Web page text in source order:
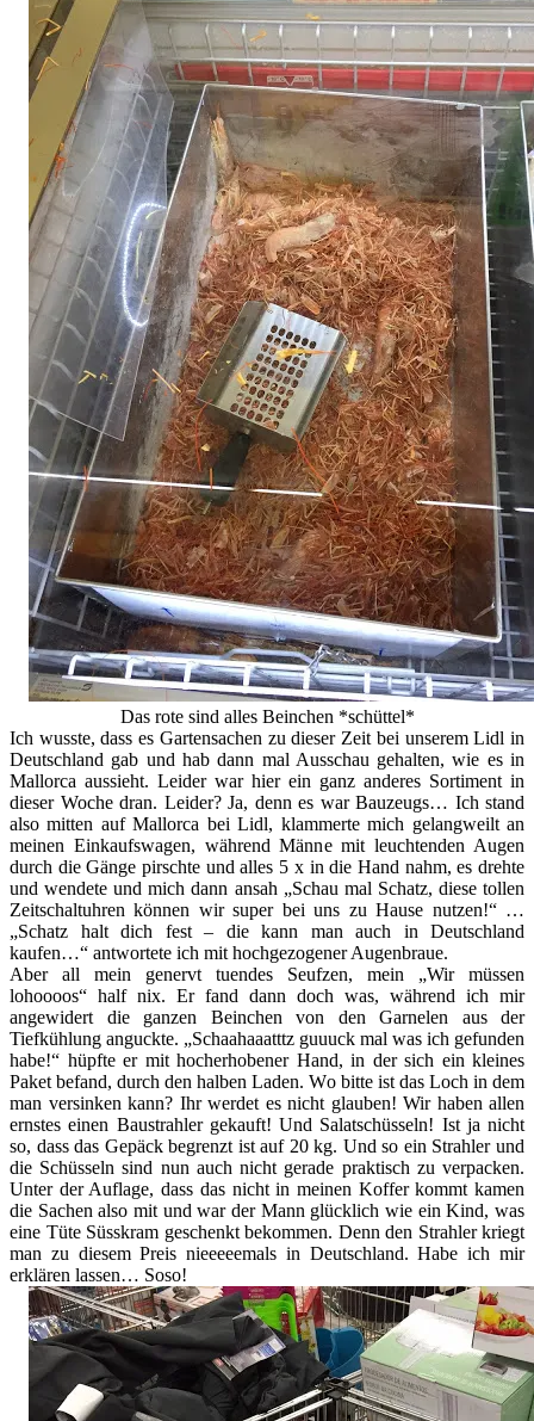
Das rote sind alles Beinchen *schüttel*
Ich wusste, dass es Gartensachen zu dieser Zeit bei unserem Lidl in
Deutschland gab und hab dann mal Ausschau gehalten, wie es in
Mallorca aussieht. Leider war hier ein ganz anderes Sortiment in
dieser Woche dran. Leider? Ja, denn es war Bauzeugs… Ich stand
also mitten auf Mallorca bei Lidl, klammerte mich gelangweilt an
meinen Einkaufswagen, während Männe mit leuchtenden Augen
durch die Gänge pirschte und alles 5 x in die Hand nahm, es drehte
und wendete und mich dann ansah „Schau mal Schatz, diese tollen
Zeitschaltuhren können wir super bei uns zu Hause nutzen!“ …
„Schatz halt dich fest – die kann man auch in Deutschland
kaufen…“ antwortete ich mit hochgezogener Augenbraue.
Aber all mein genervt tuendes Seufzen, mein „Wir müssen
lohoooos“ half nix. Er fand dann doch was, während ich mir
angewidert die ganzen Beinchen von den Garnelen aus der
Tiefkühlung anguckte. „Schaahaaatttz guuuck mal was ich gefunden
habe!“ hüpfte er mit hocherhobener Hand, in der sich ein kleines
Paket befand, durch den halben Laden. Wo bitte ist das Loch in dem
man versinken kann? Ihr werdet es nicht glauben! Wir haben allen
ernstes einen Baustrahler gekauft! Und Salatschüsseln! Ist ja nicht
so, dass das Gepäck begrenzt ist auf 20 kg. Und so ein Strahler und
die Schüsseln sind nun auch nicht gerade praktisch zu verpacken.
Unter der Auflage, dass das nicht in meinen Koffer kommt kamen
die Sachen also mit und war der Mann glücklich wie ein Kind, was
eine Tüte Süsskram geschenkt bekommen. Denn den Strahler kriegt
man zu diesem Preis nieeeeemals in Deutschland. Habe ich mir
erklären lassen… Soso!